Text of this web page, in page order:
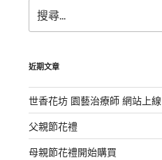
尋
關
字:
近期文章
世香花坊 園藝治療師 網站上線
父親節花禮
母親節花禮開始購買